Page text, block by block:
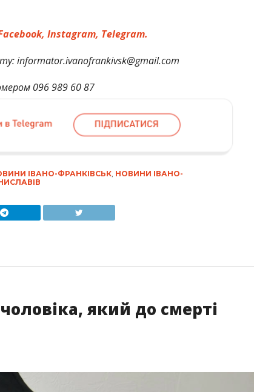
Instagram, Telegram.
informator.ivanofrankivsk@gmail.com
096 989 60 87
ІВАНО-ФРАНКІВСЬК, НОВИНИ ІВАНО-
який до смерті